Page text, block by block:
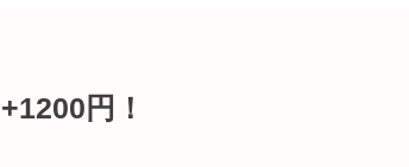
円！